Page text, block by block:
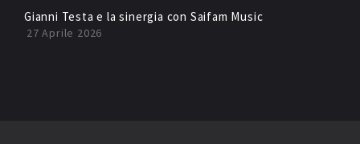
Gianni Testa e la sinergia con Saifam Music
27 Aprile 2026